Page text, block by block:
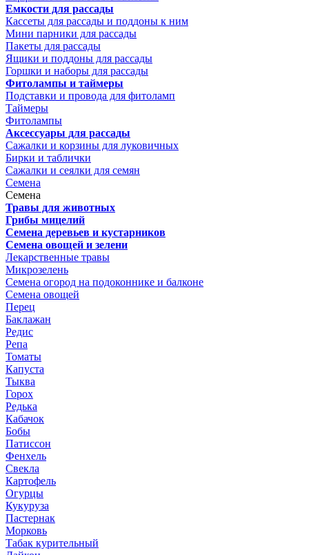
Емкости для рассады
Кассеты для рассады и поддоны к ним
Мини парники для рассады
Пакеты для рассады
Ящики и поддоны для рассады
Горшки и наборы для рассады
Фитолампы и таймеры
Подставки и провода для фитоламп
Таймеры
Фитолампы
Аксессуары для рассады
Сажалки и корзины для луковичных
Бирки и таблички
Сажалки и сеялки для семян
Семена
Семена
Травы для животных
Грибы мицелий
Семена деревьев и кустарников
Семена овощей и зелени
Лекарственные травы
Микрозелень
Семена огород на подоконнике и балконе
Семена овощей
Перец
Баклажан
Редис
Репа
Томаты
Капуста
Тыква
Горох
Редька
Кабачок
Бобы
Патиссон
Фенхель
Свекла
Картофель
Огурцы
Кукуруза
Пастернак
Морковь
Табак курительный